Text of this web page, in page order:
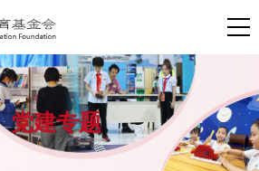
党建专题